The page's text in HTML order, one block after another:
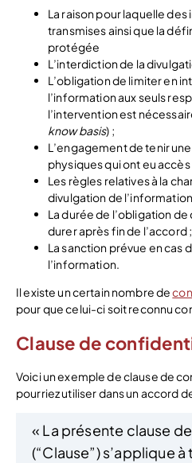
La raison pour laquelle
transmises ainsi que la
protégée
L’interdiction de la
L’obligation de limiter en
l’information aux seuls
l’intervention est
know basis) ;
L’engagement de tenir
physiques qui ont eu accès
Les règles relatives à la
divulgation de
La durée de l’obligation
durer après fin de l’accord ;
La sanction prévue en cas
l’information.
Il existe un certain nombre de
pour que celui-ci soit reconnu
Clause de
Voici un exemple de clause de
pourriez utiliser dans un accord
« La présente clause
(“Clause”) s’applique